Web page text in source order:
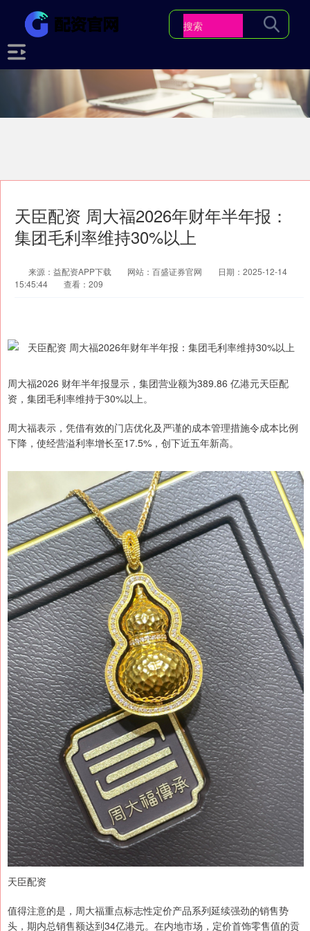
天臣配资 周大福2026年财年半年报：
集团毛利率维持30%以上
来源：益配资APP下载 网站：百盛证券官网
日期：2025-12-14
15:45:44
查看：209
周大福2026 财年半年报显示，集团营业额为389.86 亿港元天臣配
资，集团毛利率维持于30%以上。
周大福表示，凭借有效的门店优化及严谨的成本管理措施令成本比例
下降，使经营溢利率增长至17.5%，创下近五年新高。
天臣配资
值得注意的是，周大福重点标志性定价产品系列延续强劲的销售势
头，期内总销售额达到34亿港元。在内地市场，定价首饰零售值的贡